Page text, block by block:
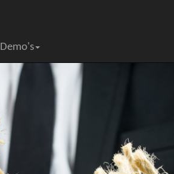
Demo's